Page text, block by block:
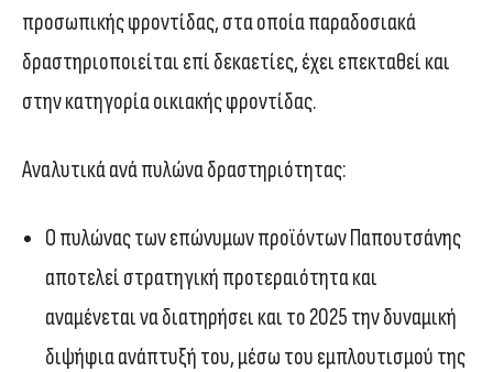
προσωπικής φροντίδας, στα οποία παραδοσιακά
δραστηριοποιείται επί δεκαετίες, έχει επεκταθεί και
στην κατηγορία οικιακής φροντίδας.
Αναλυτικά ανά πυλώνα δραστηριότητας:
Ο πυλώνας των επώνυμων προϊόντων Παπουτσάνης
αποτελεί στρατηγική προτεραιότητα και
αναμένεται να διατηρήσει και το 2025 την δυναμική
διψήφια ανάπτυξή του, μέσω του εμπλουτισμού της